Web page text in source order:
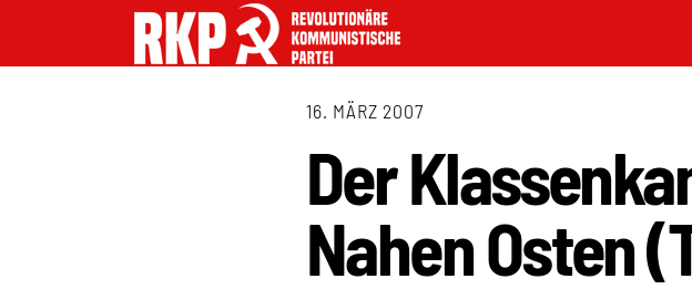
16. MÄRZ 2007
Der
Nahen Osten